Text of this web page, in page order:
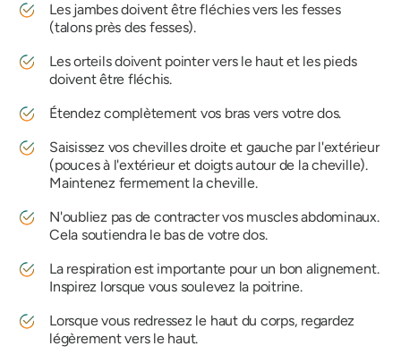
Les jambes doivent être fléchies vers les fesses
(talons près des fesses).
Les orteils doivent pointer vers le haut et les pieds
doivent être fléchis.
Étendez complètement vos bras vers votre dos.
Saisissez vos chevilles droite et gauche par l'extérieur
(pouces à l'extérieur et doigts autour de la cheville).
Maintenez fermement la cheville.
N'oubliez pas de contracter vos muscles abdominaux.
Cela soutiendra le bas de votre dos.
La respiration est importante pour un bon alignement.
Inspirez lorsque vous soulevez la poitrine.
Lorsque vous redressez le haut du corps, regardez
légèrement vers le haut.